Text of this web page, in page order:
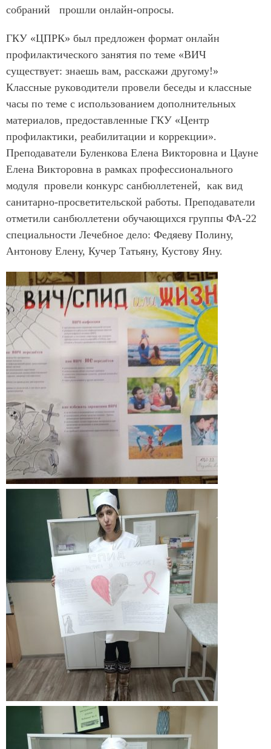
собраний прошли онлайн-опросы.
ГКУ «ЦПРК» был предложен формат онлайн
профилактического занятия по теме «ВИЧ
существует: знаешь вам, расскажи другому!»
Классные руководители провели беседы и классные
часы по теме с использованием дополнительных
материалов, предоставленные ГКУ «Центр
профилактики, реабилитации и коррекции».
Преподаватели Буленкова Елена Викторовна и Цауне
Елена Викторовна в рамках профессионального
модуля провели конкурс санбюллетеней, как вид
санитарно-просветительской работы. Преподаватели
отметили санбюллетени обучающихся группы ФА-22
специальности Лечебное дело: Федяеву Полину,
Антонову Елену, Кучер Татьяну, Кустову Яну.